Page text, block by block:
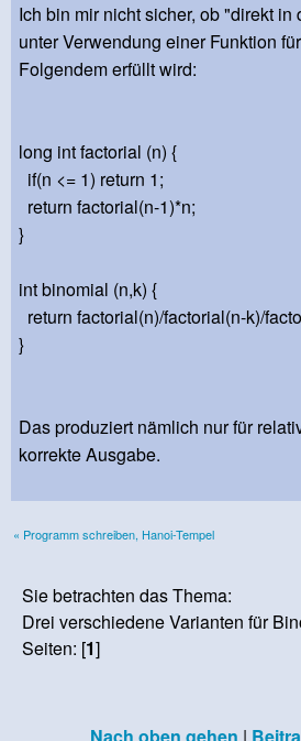
Ich bin mir nicht sicher, ob "direkt in
unter Verwendung einer Funktion
Folgendem erfüllt wird:
long int factorial (n) {
if(n <= 1) return 1;
return factorial(n-1)*n;
}
int binomial (n,k) {
return factorial(n)/factorial(n-k)/
}
Das produziert nämlich nur für
korrekte Ausgabe.
« Programm schreiben, Hanoi-Tempel
Sie betrachten das Thema:
Drei verschiedene Varianten für
Seiten: [1]